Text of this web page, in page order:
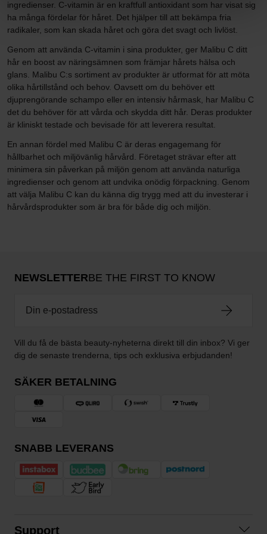
ingredienser. C-vitamin är en kraftfull antioxidant som har visat sig
ha många fördelar för håret. Det hjälper till att bekämpa fria
radikaler, som kan skada håret och göra det svagt och livlöst.
Genom att använda C-vitamin i sina produkter, ger Malibu C ditt
hår en boost av näringsämnen som främjar hårets hälsa och
glans. Malibu C:s sortiment av produkter är utformat för att möta
olika hårtillstånd och behov. Oavsett om du behöver ett
djuprengörande schampo eller en intensiv hårmask, har Malibu C
det du behöver för att vårda och skydda ditt hår. Deras produkter
är kliniskt testade och bevisade för att leverera resultat.
En annan fördel med Malibu C är deras engagemang för
hållbarhet och miljövänlig hårvård. Företaget strävar efter att
minimera sin påverkan på miljön genom att använda naturliga
ingredienser och genom att undvika onödig förpackning. Genom
att välja Malibu C kan du känna dig trygg med att du investerar i
hårvårdsprodukter som är bra för både dig och miljön.
NEWSLETTERBE THE FIRST TO KNOW
Vill du få de bästa beauty-nyheterna direkt till din inbox? Vi ger
dig de senaste trenderna, tips och exklusiva erbjudanden!
SÄKER BETALNING
SNABB LEVERANS
Support